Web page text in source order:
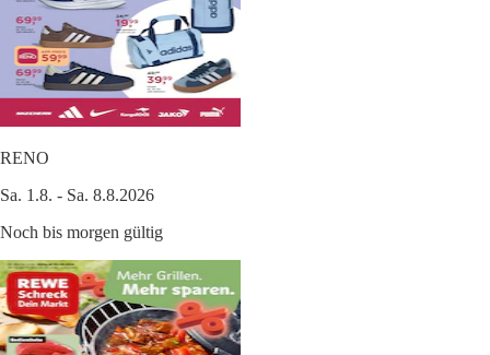
RENO
Sa. 1.8. - Sa. 8.8.2026
Noch bis morgen gültig